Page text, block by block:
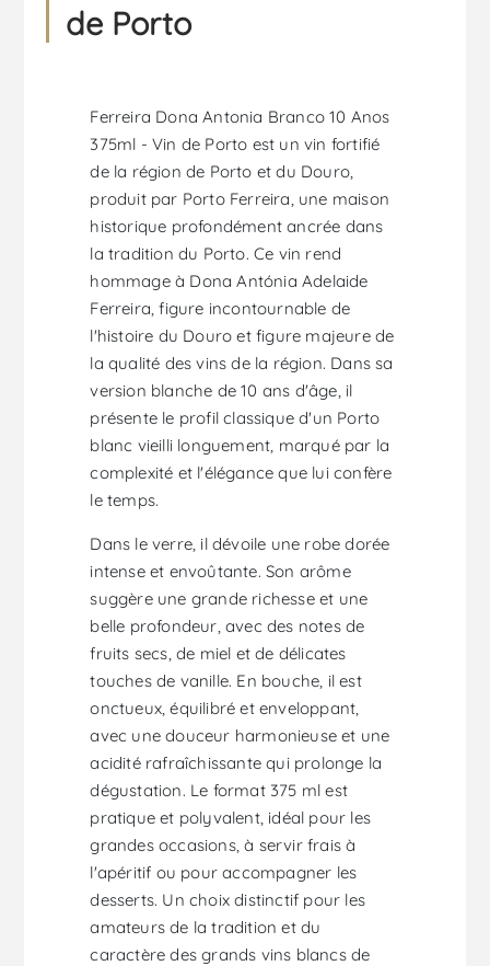
de Porto
Ferreira Dona Antonia Branco 10 Anos
375ml - Vin de Porto est un vin fortifié
de la région de Porto et du Douro,
produit par Porto Ferreira, une maison
historique profondément ancrée dans
la tradition du Porto. Ce vin rend
hommage à Dona Antónia Adelaide
Ferreira, figure incontournable de
l'histoire du Douro et figure majeure de
la qualité des vins de la région. Dans sa
version blanche de 10 ans d'âge, il
présente le profil classique d'un Porto
blanc vieilli longuement, marqué par la
complexité et l'élégance que lui confère
le temps.
Dans le verre, il dévoile une robe dorée
intense et envoûtante. Son arôme
suggère une grande richesse et une
belle profondeur, avec des notes de
fruits secs, de miel et de délicates
touches de vanille. En bouche, il est
onctueux, équilibré et enveloppant,
avec une douceur harmonieuse et une
acidité rafraîchissante qui prolonge la
dégustation. Le format 375 ml est
pratique et polyvalent, idéal pour les
grandes occasions, à servir frais à
l'apéritif ou pour accompagner les
desserts. Un choix distinctif pour les
amateurs de la tradition et du
caractère des grands vins blancs de